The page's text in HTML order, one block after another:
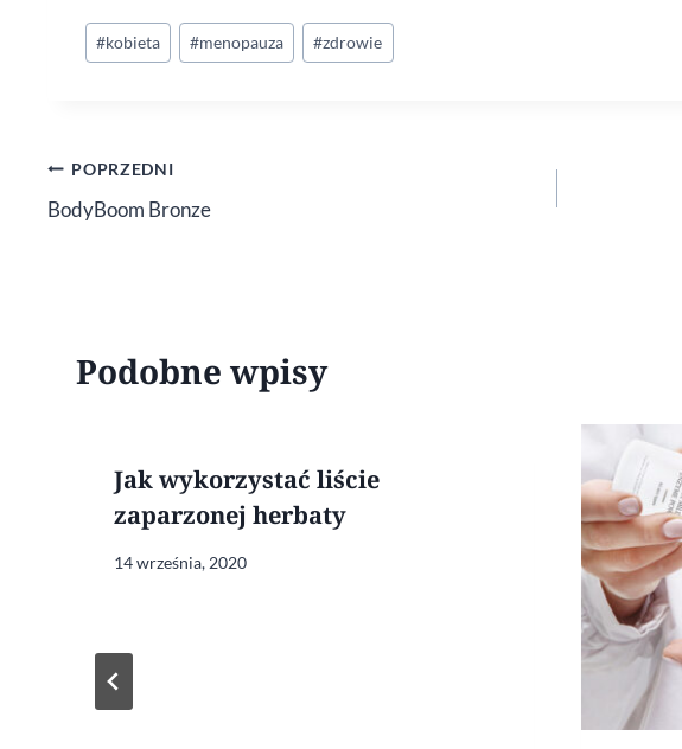
Tagi
wpisu:
#kobieta #menopauza #zdrowie
Nawigacja
wpisu
POPRZEDNI
BodyBoom Bronze
Podobne wpisy
Jak wykorzystać liście
zaparzonej herbaty
14 września, 2020